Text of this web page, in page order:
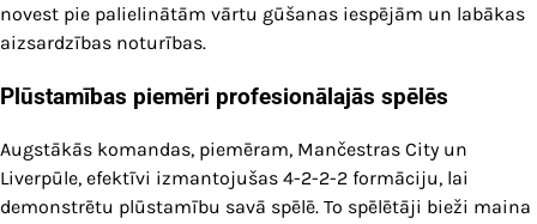
novest pie palielinātām vārtu gūšanas iespējām un labākas
aizsardzības noturības.
Plūstamības piemēri profesionālajās spēlēs
Augstākās komandas, piemēram, Mančestras City un
Liverpūle, efektīvi izmantojušas 4-2-2-2 formāciju, lai
demonstrētu plūstamību savā spēlē. To spēlētāji bieži maina